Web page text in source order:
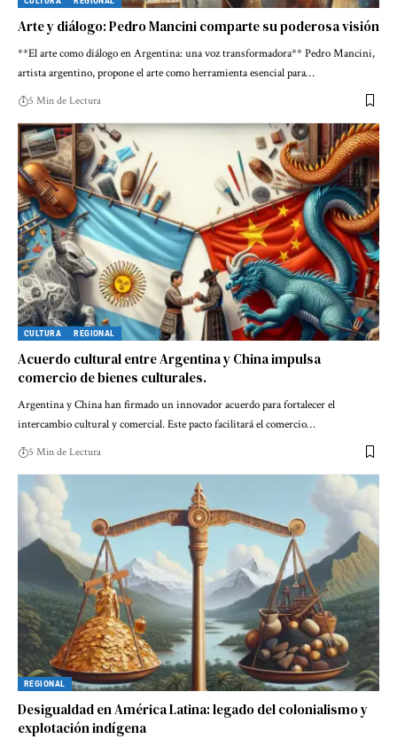
Arte y diálogo: Pedro Mancini comparte su poderosa visión
**El arte como diálogo en Argentina: una voz transformadora** Pedro Mancini,
artista argentino, propone el arte como herramienta esencial para…
5 Min de Lectura
CULTURA REGIONAL
Acuerdo cultural entre Argentina y China impulsa
comercio de bienes culturales.
Argentina y China han firmado un innovador acuerdo para fortalecer el
intercambio cultural y comercial. Este pacto facilitará el comercio…
5 Min de Lectura
REGIONAL
Desigualdad en América Latina: legado del colonialismo y
explotación indígena